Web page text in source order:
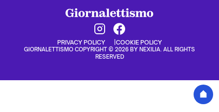
PRIVACY POLICY COOKIE POLICY
GIORNALETTISMO COPYRIGHT © 2026 BY NEXILIA. ALL RIGHTS
RESERVED